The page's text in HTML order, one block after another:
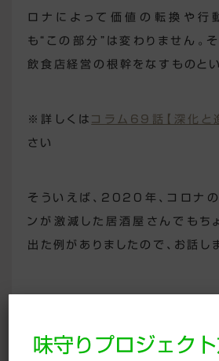
ロナによって価値の転換や行
も “この部分” は変わりません。
飲食店経営の根幹をなすものとい
※詳しくは コラム69話【深化と
さい
そういえば、2020年、コロナ
ンが激減した居酒屋さんでもち
出た例がありましたので、お話し
たが、最初はなかなか売れてい
お店があるのは比較的賑やかな
味守りプロジェク